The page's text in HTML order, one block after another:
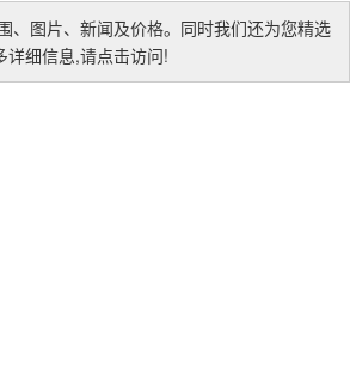
、图片、新闻及价格。同时我们还为您精选
详细信息,请点击访问!